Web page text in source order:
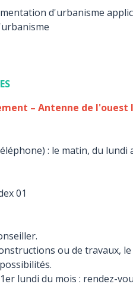
d'urbanisme
– Antenne de l'ouest
: le matin, du lundi
01
ou de travaux,
lundi du mois : rendez-